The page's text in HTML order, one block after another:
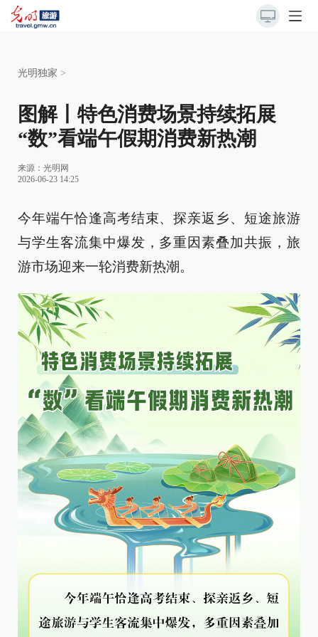
光明独家 >
图解丨特色消费场景持续拓展
“数”看端午假期消费新热潮
来源： 光明网
2026-06-23 14:25
今年端午恰逢高考结束、探亲返乡、短途旅游
与学生客流集中爆发，多重因素叠加共振，旅
游市场迎来一轮消费新热潮。